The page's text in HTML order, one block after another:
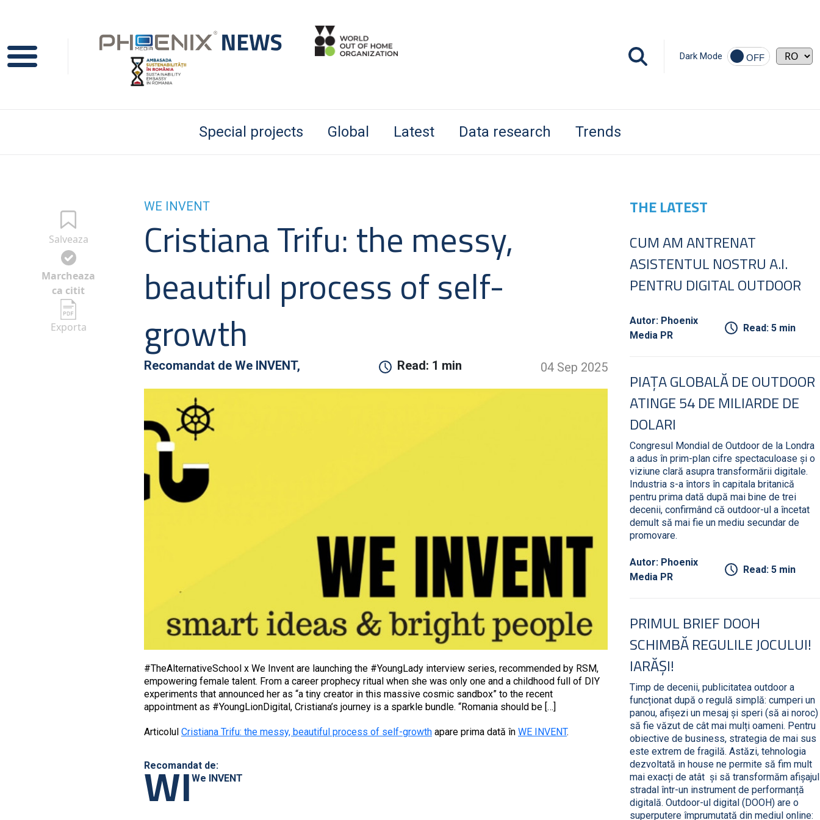
Dark Mode
Special projects Global Latest Data research Trends
Salveaza
Marcheaza
ca citit
Exporta
WE INVENT
Cristiana Trifu: the messy,
beautiful process of self-
growth
Recomandat de We INVENT, Read: 1 min 04 Sep 2025
#TheAlternativeSchool x We Invent are launching the #YoungLady interview series, recommended by RSM,
empowering female talent. From a career prophecy ritual when she was only one and a childhood full of DIY
experiments that announced her as “a tiny creator in this massive cosmic sandbox” to the recent
appointment as #YoungLionDigital, Cristiana’s journey is a sparkle bundle. “Romania should be […]
Articolul Cristiana Trifu: the messy, beautiful process of self-growth apare prima dată în WE INVENT.
Recomandat de:
WIWe INVENT
THE LATEST
CUM AM ANTRENAT
ASISTENTUL NOSTRU A.I.
PENTRU DIGITAL OUTDOOR
Autor: Phoenix
Media PR
Read: 5 min
PIAȚA GLOBALĂ DE OUTDOOR
ATINGE 54 DE MILIARDE DE
DOLARI
Congresul Mondial de Outdoor de la Londra
a adus în prim-plan cifre spectaculoase și o
viziune clară asupra transformării digitale.
Industria s-a întors în capitala britanică
pentru prima dată după mai bine de trei
decenii, confirmând că outdoor-ul a încetat
demult să mai fie un mediu secundar de
promovare.
Autor: Phoenix
Media PR
Read: 5 min
PRIMUL BRIEF DOOH
SCHIMBĂ REGULILE JOCULUI!
IARĂȘI!
Timp de decenii, publicitatea outdoor a
funcționat după o regulă simplă: cumperi un
panou, afișezi un mesaj și speri (să ai noroc)
să fie văzut de cât mai mulți oameni. Pentru
obiective de business, strategia de mai sus
este extrem de fragilă. Astăzi, tehnologia
dezvoltată in house ne permite să fim mult
mai exacți de atât și să transformăm afișajul
stradal într-un instrument de performanță
digitală. Outdoor-ul digital (DOOH) are o
superputere împrumutată din mediul online: